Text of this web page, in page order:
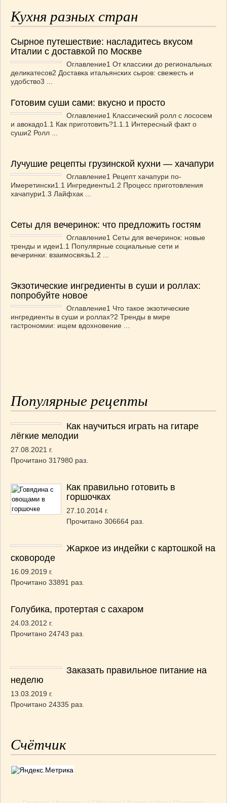
Кухня разных стран
Сырное путешествие: насладитесь вкусом
Италии с доставкой по Москве
Оглавление1 От классики до региональных
деликатесов2 Доставка итальянских сыров: свежесть и
удобство3 ...
Готовим суши сами: вкусно и просто
Оглавление1 Классический ролл с лососем
и авокадо1.1 Как приготовить?1.1.1 Интересный факт о
суши2 Ролл ...
Лучушие рецепты грузинской кухни — хачапури
Оглавление1 Рецепт хачапури по-
Имеретински1.1 Ингредиенты1.2 Процесс приготовления
хачапури1.3 Лайфхак ...
Сеты для вечеринок: что предложить гостям
Оглавление1 Сеты для вечеринок: новые
тренды и идеи1.1 Популярные социальные сети и
вечеринки: взаимосвязь1.2 ...
Экзотические ингредиенты в суши и роллах:
попробуйте новое
Оглавление1 Что такое экзотические
ингредиенты в суши и роллах?2 Тренды в мире
гастрономии: ищем вдохновение ...
Популярные рецепты
Как научиться играть на гитаре
лёгкие мелодии
27.08.2021 г.
Прочитано 317980 раз.
Как правильно готовить в
горшочках
27.10.2014 г.
Прочитано 306664 раз.
Жаркое из индейки с картошкой на
сковороде
16.09.2019 г.
Прочитано 33891 раз.
Голубика, протертая с сахаром
24.03.2012 г.
Прочитано 24743 раз.
Заказать правильное питание на
неделю
13.03.2019 г.
Прочитано 24335 раз.
Счётчик